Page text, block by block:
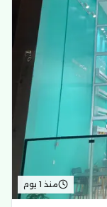
منذ 1 يوم